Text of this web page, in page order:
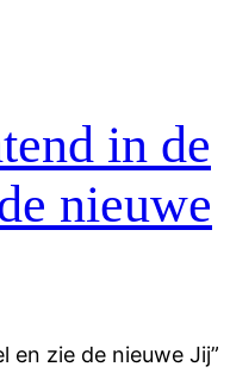
in de
nieuwe
en zie de nieuwe Jij”